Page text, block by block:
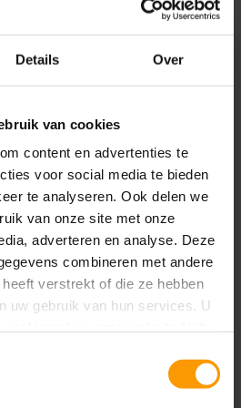
Details Over
van cookies
content en advertenties te
voor social media te bieden
te analyseren. Ook delen we
van onze site met onze
adverteren en analyse. Deze
combineren met andere
verstrekt of die ze hebben
uw gebruik van hun services. U
Automatiseren van
je in staat om repetitieve
automatiseren door
en services aan elkaar te
automatische
van de ene naar de
stromen of complexere
opzetten. Dit verhoogt de
de kans op menselijke